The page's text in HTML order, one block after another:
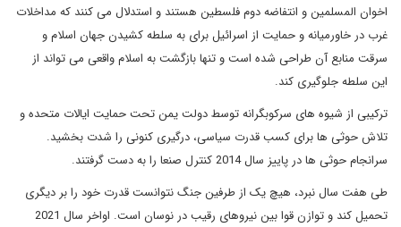
اخوان المسلمین و انتفاضه دوم فلسطین هستند و استدلال می کنند که مداخلات
غرب در خاورمیانه و حمایت از اسرائیل برای به سلطه کشیدن جهان اسلام و
سرقت منابع آن طراحی شده است و تنها بازگشت به اسلام واقعی می تواند از
این سلطه جلوگیری کند.
ترکیبی از شیوه های سرکوبگرانه توسط دولت یمن تحت حمایت ایالات متحده و
تلاش حوثی ها برای کسب قدرت سیاسی، درگیری کنونی را شدت بخشید.
سرانجام حوثی ها در پاییز سال 2014 کنترل صنعا را به دست گرفتند.
طی هفت سال نبرد، هیچ یک از طرفین جنگ نتوانست قدرت خود را بر دیگری
تحمیل کند و توازن قوا بین نیروهای رقیب در نوسان است. اواخر سال 2021